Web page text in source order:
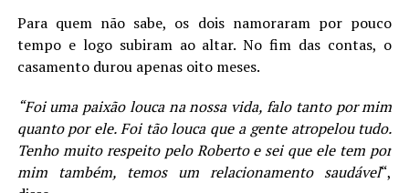
Para quem não sabe, os dois namoraram por pouco
tempo e logo subiram ao altar. No fim das contas, o
casamento durou apenas oito meses.
“Foi uma paixão louca na nossa vida, falo tanto por mim
quanto por ele. Foi tão louca que a gente atropelou tudo.
Tenho muito respeito pelo Roberto e sei que ele tem por
mim também, temos um relacionamento saudável“,